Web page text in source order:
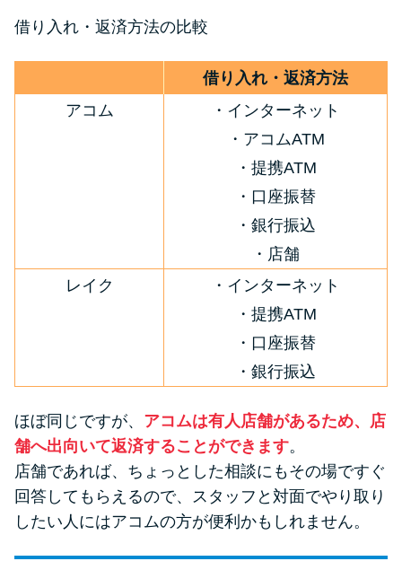
借り入れ・返済方法の比較
借り入れ・返済方法
アコム
・インターネット
・アコムATM
・提携ATM
・口座振替
・銀行振込
・店舗
レイク
・インターネット
・提携ATM
・口座振替
・銀行振込
ほぼ同じですが、 アコムは有人店舗があるため、店
舗へ出向いて返済することができます。
店舗であれば、ちょっとした相談にもその場ですぐ
回答してもらえるので、スタッフと対面でやり取り
したい人にはアコムの方が便利かもしれません。